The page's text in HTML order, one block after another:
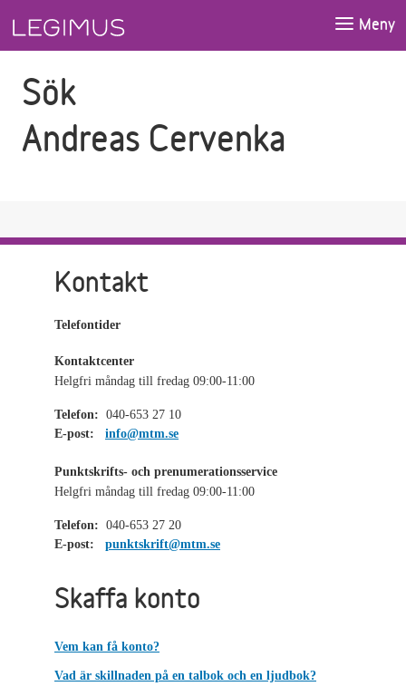
Meny
Sök
Andreas Cervenka
Kontakt
Telefontider
Kontaktcenter
Helgfri måndag till fredag 09:00-11:00
Telefon: 040-653 27 10
E-post:
info@mtm.se
Punktskrifts- och prenumerationsservice
Helgfri måndag till fredag 09:00-11:00
Telefon: 040-653 27 20
E-post:
punktskrift@mtm.se
Skaffa konto
Vem kan få konto?
Vad är skillnaden på en talbok och en ljudbok?